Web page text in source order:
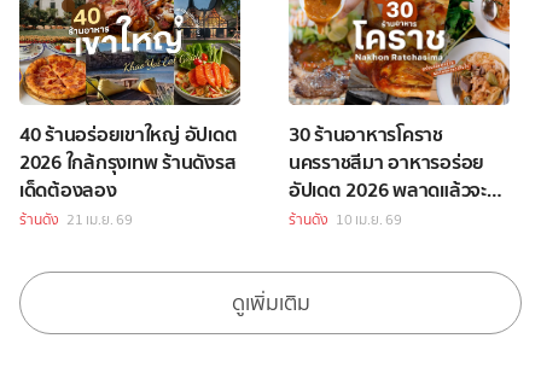
40 ร้านอร่อยเขาใหญ่ อัปเดต
2026 ใกล้กรุงเทพ ร้านดังรส
เด็ดต้องลอง
ร้านดัง 21 เม.ย. 69
30 ร้านอาหารโคราช
นครราชสีมา อาหารอร่อย
อัปเดต 2026 พลาดแล้วจะ
เสียใจ!
ร้านดัง 10 เม.ย. 69
ดูเพิ่มเติม